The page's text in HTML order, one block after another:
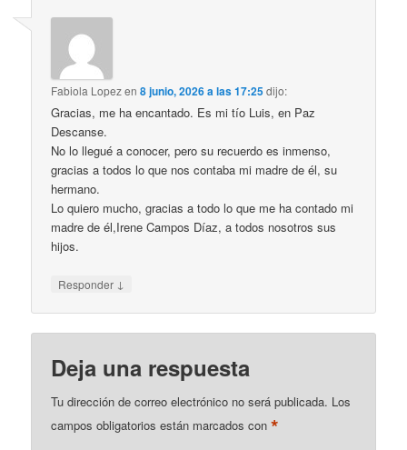
Fabiola Lopezen8 junio, 2026 a las 17:25dijo:
Gracias, me ha encantado. Es mi tío Luis, en Paz
Descanse.
No lo llegué a conocer, pero su recuerdo es inmenso,
gracias a todos lo que nos contaba mi madre de él, su
hermano.
Lo quiero mucho, gracias a todo lo que me ha contado mi
madre de él,Irene Campos Díaz, a todos nosotros sus
hijos.
Responder ↓
Deja una respuesta
Tu dirección de correo electrónico no será publicada. Los
campos obligatorios están marcados con*